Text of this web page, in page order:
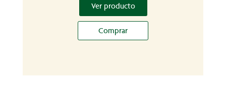
Ver producto
Comprar